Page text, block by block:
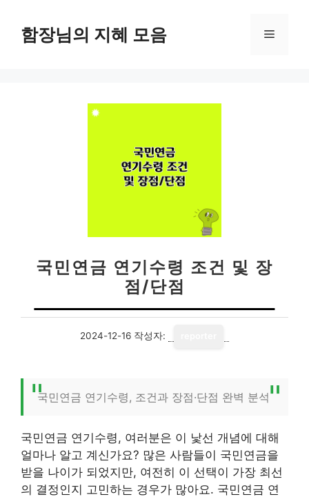
함장님의 지혜 모음 메
국민연금 연기수령 조건 및 장
점/단점
2024-12-16 작성자:
국민연금 연기수령, 조건과 장점·단점 완벽 분석
국민연금 연기수령, 여러분은 이 낯선 개념에 대해
얼마나 알고 계신가요? 많은 사람들이 국민연금을
받을 나이가 되었지만, 여전히 이 선택이 가장 최선
의 결정인지 고민하는 경우가 많아요. 국민연금 연